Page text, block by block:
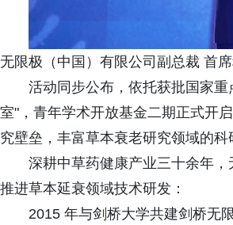
无限极（中国）有限公司副总裁 首
活动同步公布，依托获批国家
室"，青年学术开放基金二期正式开
究壁垒，丰富草本衰老研究领域的科
深耕中草药健康产业三十余年
推进草本延衰领域技术研发：
2015 年与剑桥大学共建剑桥无